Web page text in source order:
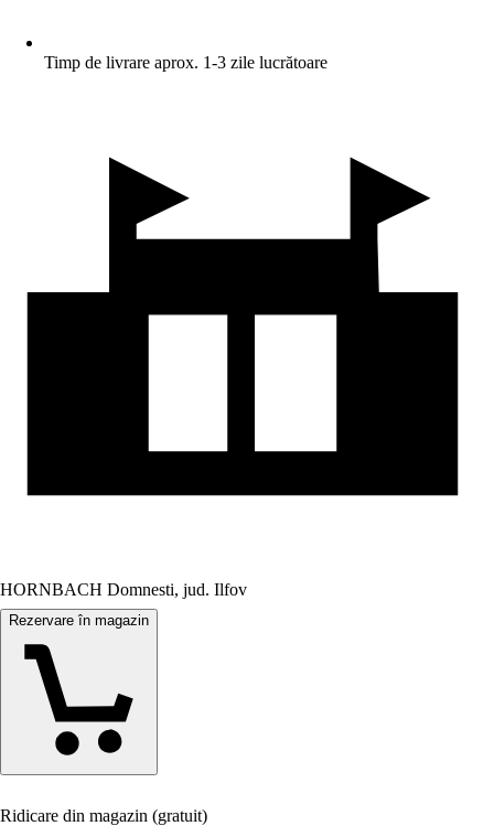
Timp de livrare aprox. 1-3 zile lucrătoare
HORNBACH Domnesti, jud. Ilfov
Rezervare în magazin
Ridicare din magazin (gratuit)